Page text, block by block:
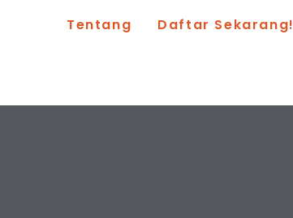
Tentang Daftar Sekarang!